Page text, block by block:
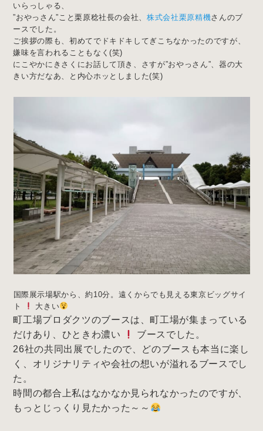
いらっしゃる、
”おやっさん”こと栗原稔社長の会社、株式会社栗原精機さんのブ
ースでした。
ご挨拶の際も、初めてでドキドキしてぎこちなかったのですが、
嫌味を言われることもなく(笑)
にこやかにきさくにお話して頂き、さすが”おやっさん”、器の大
きい方だなあ、と内心ホッとしました(笑)
国際展示場駅から、約10分。遠くからでも見える東京ビッグサイ
ト
大きい
町工場プロダクツのブースは、町工場が集まっている
だけあり、ひときわ濃い
ブースでした。
26社の共同出展でしたので、どのブースも本当に楽し
く、オリジナリティや会社の想いが溢れるブースでし
た。
時間の都合上私はなかなか見られなかったのですが、
もっとじっくり見たかった～～